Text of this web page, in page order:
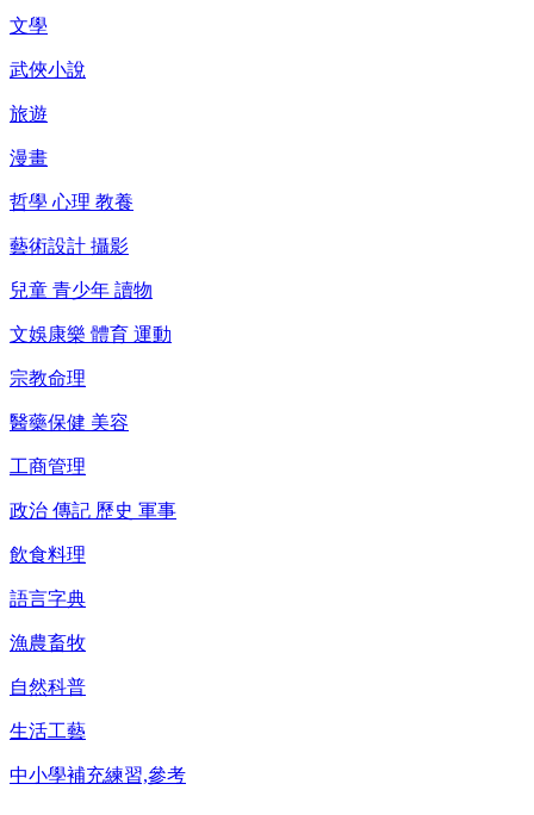
文學
武俠小說
旅遊
漫畫
哲學 心理 教養
藝術設計 攝影
兒童 青少年 讀物
文娛康樂 體育 運動
宗教命理
醫藥保健 美容
工商管理
政治 傳記 歷史 軍事
飲食料理
語言字典
漁農畜牧
自然科普
生活工藝
中小學補充練習,參考